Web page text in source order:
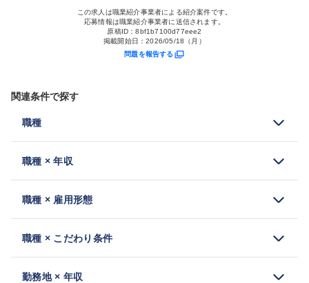
この求人は職業紹介事業者による紹介案件です。
応募情報は職業紹介事業者に送信されます。
原稿ID：8bf1b7100d77eee2
掲載開始日：2026/05/18（月）
問題を報告する
関連条件で探す
職種
職種 × 年収
職種 × 雇用形態
職種 × こだわり条件
勤務地 × 年収